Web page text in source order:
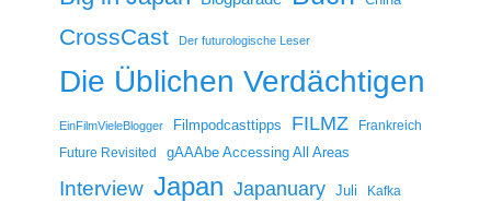
CrossCast Der futurologische Leser
Die Üblichen Verdächtigen
EinFilmVieleBlogger Filmpodcasttipps FILMZ
Frankreich
Future Revisited
gAAAbe Accessing All Areas
Interview Japan Japanuary Juli Kafka